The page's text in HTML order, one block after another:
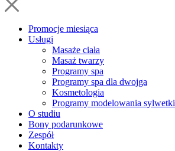
Promocje miesiąca
Usługi
Masaże ciała
Masaż twarzy
Programy spa
Programy spa dla dwojga
Kosmetologia
Programy modelowania sylwetki
O studiu
Bony podarunkowe
Zespół
Kontakty